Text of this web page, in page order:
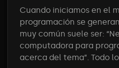
Cuando iniciamos en el
programación se
muy común suele ser:
computadora para
acerca del tema”. Todo